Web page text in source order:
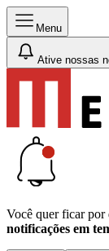
Menu
Ative nossas
Você quer ficar por
notificações em